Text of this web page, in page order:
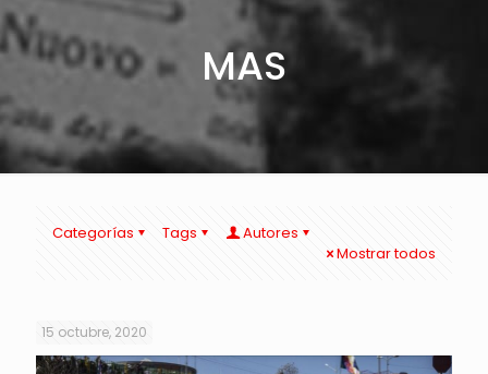
MAS
Categorías Tags
Autores
Mostrar todos
15 octubre, 2020